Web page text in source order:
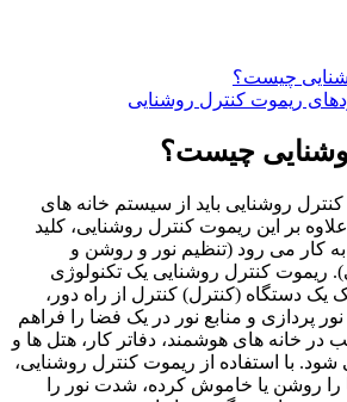
چیست؟
ریموت کنترل روشنایی
چیست؟
روشنایی باید از سیستم خانه های
بر این ریموت کنترل روشنایی، کلید
کار می رود (تنظیم نور و روشن و
ریموت کنترل روشنایی یک تکنولوژی
دستگاه (کنترل) کنترل از راه دور،
پردازی و منابع نور در یک فضا را فراهم
در خانه‌ های هوشمند، دفاتر کار، هتل‌ ها و
با استفاده از ریموت کنترل روشنایی،
را روشن یا خاموش کرده، شدت نور را